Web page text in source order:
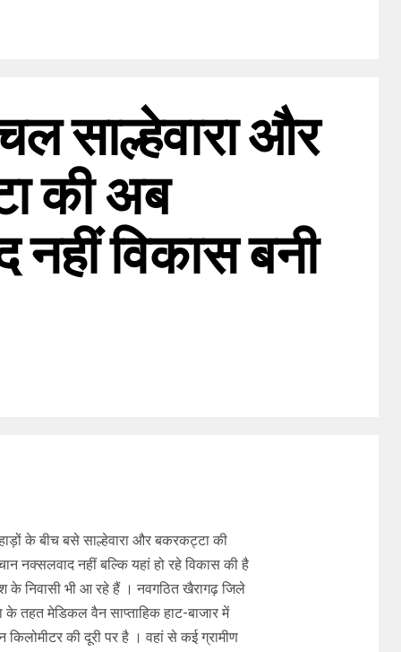
साल्हेवारा और
की अब
विकास बनी
के बीच बसे साल्हेवारा और बकरकट्टा की
नक्सलवाद नहीं बल्कि यहां हो रहे विकास की है
के निवासी भी आ रहे हैं । नवगठित खैरागढ़ जिले
के तहत मेडिकल वैन साप्ताहिक हाट-बाजार में
की दूरी पर है । वहां से कई ग्रामीण